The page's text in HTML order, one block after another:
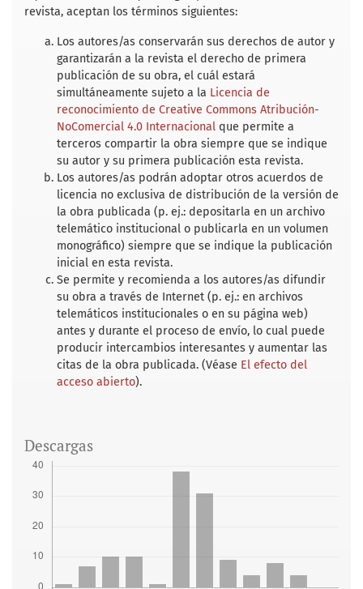
o
o
e
r
A
p
revista, aceptan los términos siguientes:
Los autores/as conservarán sus derechos de autor y
garantizarán a la revista el derecho de primera
publicación de su obra, el cuál estará
simultáneamente sujeto a la Licencia de
reconocimiento de Creative Commons Atribución-
NoComercial 4.0 Internacional que permite a
terceros compartir la obra siempre que se indique
su autor y su primera publicación esta revista.
Los autores/as podrán adoptar otros acuerdos de
licencia no exclusiva de distribución de la versión de
la obra publicada (p. ej.: depositarla en un archivo
telemático institucional o publicarla en un volumen
monográfico) siempre que se indique la publicación
inicial en esta revista.
Se permite y recomienda a los autores/as difundir
su obra a través de Internet (p. ej.: en archivos
telemáticos institucionales o en su página web)
antes y durante el proceso de envío, lo cual puede
producir intercambios interesantes y aumentar las
citas de la obra publicada. (Véase El efecto del
acceso abierto).
Descargas